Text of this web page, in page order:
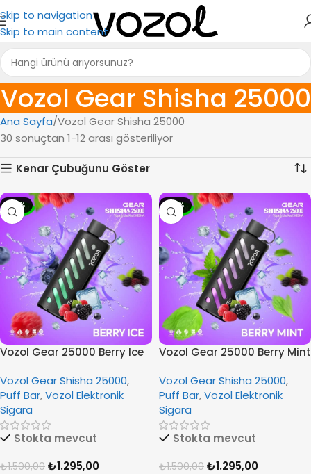
Skip to navigation
Skip to main content
Vozol Gear Shisha 25000
Ana Sayfa Vozol Gear Shisha 25000
30 sonuçtan 1-12 arası gösteriliyor
Kenar Çubuğunu Göster
-14%
Vozol Gear 25000 Berry Ice
Vozol Gear Shisha 25000,
Puff Bar,Vozol Elektronik
Sigara
Stokta mevcut
₺1.500,00 ₺1.295,00
-14%
Vozol Gear 25000 Berry Mint
Vozol Gear Shisha 25000,
Puff Bar,Vozol Elektronik
Sigara
Stokta mevcut
₺1.500,00 ₺1.295,00